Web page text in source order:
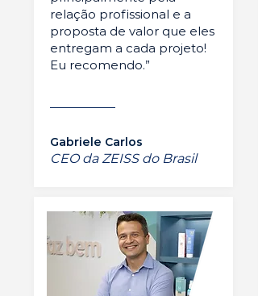
relação profissional e a
proposta de valor que eles
entregam a cada projeto!
Eu recomendo.”
Gabriele Carlos
CEO da ZEISS do Brasil